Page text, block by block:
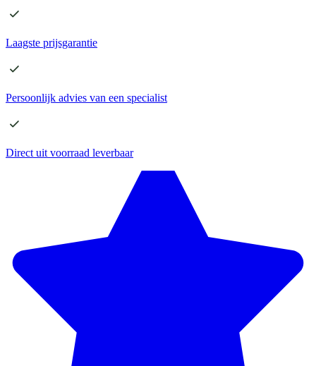
Laagste prijsgarantie
Persoonlijk advies van een specialist
Direct uit voorraad leverbaar